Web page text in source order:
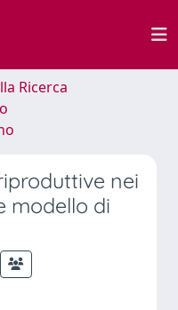
Ricerca
nei
modello di